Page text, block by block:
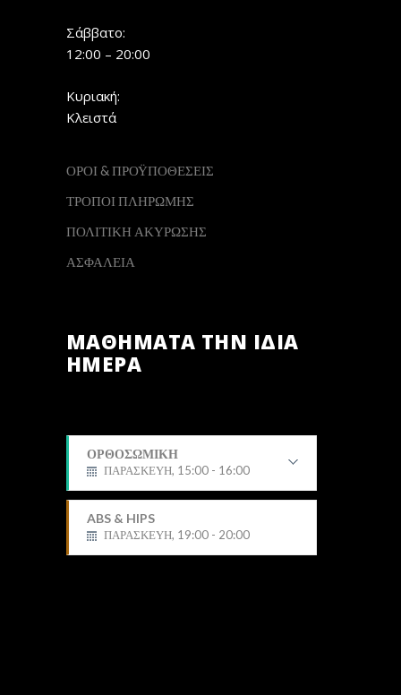
Σάββατο:
12:00 – 20:00
Κυριακή:
Κλειστά
ΟΡΟΙ & ΠΡΟΫΠΟΘΕΣΕΙΣ
ΤΡΟΠΟΙ ΠΛΗΡΩΜΗΣ
ΠΟΛΙΤΙΚΗ ΑΚΥΡΩΣΗΣ
ΑΣΦΑΛΕΙΑ
ΜΑΘΗΜΑΤΑ ΤΗΝ ΙΔΙΑ
ΗΜΕΡΑ
ΟΡΘΟΣΩΜΙΚΗ
ΠΑΡΑΣΚΕΥΗ, 15:00 - 16:00
ABS & HIPS
ΠΑΡΑΣΚΕΥΗ, 19:00 - 20:00